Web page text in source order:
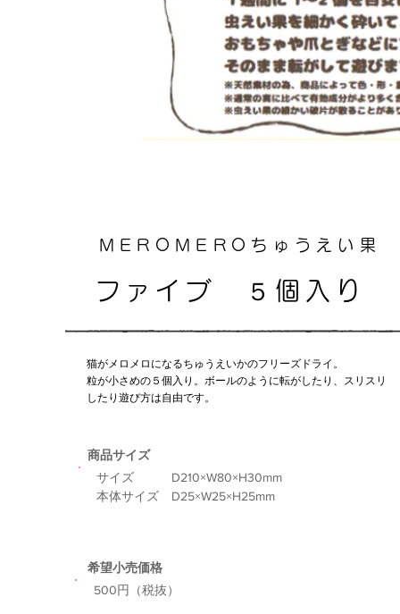
MEROMEROちゅうえい果
ファイブ ５個入り
猫がメロメロになるちゅうえいかのフリーズドライ。
粒が小さめの５個入り。ボールのように転がしたり、スリスリ
したり遊び方は自由です。
​商品サイズ
サイズ D210×W80×H30mm
本体サイズ D25×W25×H25mm
希望小売価格
​500円（税抜）